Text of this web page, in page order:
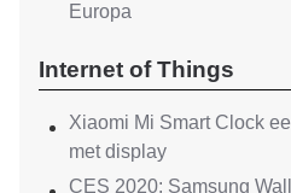
Europa
Internet of Things
Xiaomi Mi Smart Clock
met display
CES 2020: Samsung